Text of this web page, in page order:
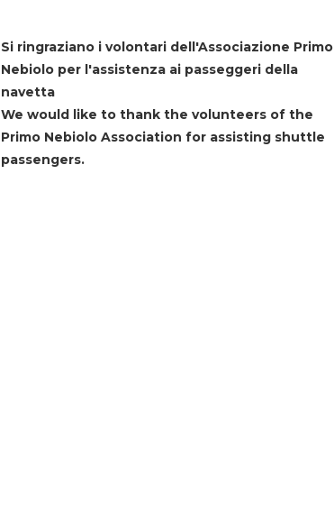
Si ringraziano i volontari dell'Associazione Primo
Nebiolo per l'assistenza ai passeggeri della
navetta
We would like to thank the volunteers of the
Primo Nebiolo Association for assisting shuttle
passengers.